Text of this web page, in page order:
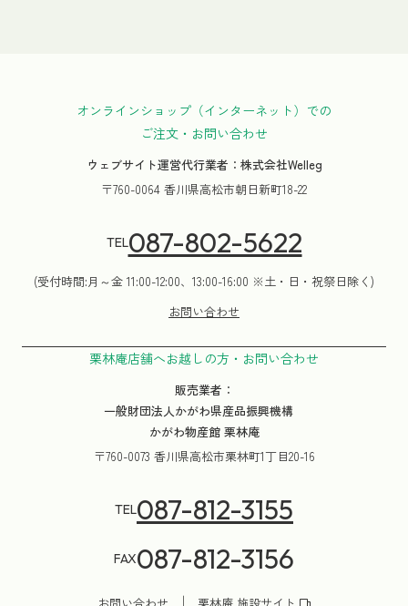
オンラインショップ（インターネット）での
ご注文・お問い合わせ
ウェブサイト運営代行業者：株式会社Welleg
〒760-0064 香川県高松市朝日新町18-22
TEL087-802-5622
(受付時間:月～金 11:00-12:00、13:00-16:00 ※土・日・祝祭日除く)
お問い合わせ
栗林庵店舗へお越しの方・お問い合わせ
販売業者：
一般財団法人かがわ県産品振興機構
かがわ物産館 栗林庵
〒760-0073 香川県高松市栗林町1丁目20-16
TEL087-812-3155
FAX087-812-3156